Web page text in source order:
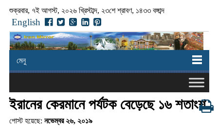
শুক্রবার, ৭ই আগস্ট, ২০২৬ খ্রিস্টাব্দ, ২৩শে শ্রাবণ, ১৪৩৩ বঙ্গাব্দ
English
মেনু
ইরানের কেরমানে পর্যটক বেড়েছে ১৬ শতাংশ
পোস্ট হয়েছে: নভেম্বর ২৬, ২০১৯